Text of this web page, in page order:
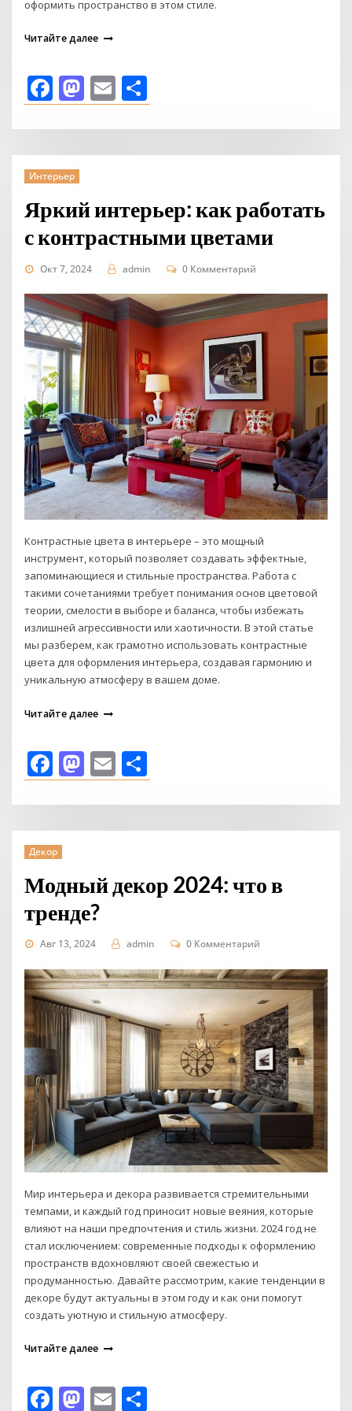
оформить пространство в этом стиле.
Читайте далее
Facebook
Mastodon
Email
Интерьер
Яркий интерьер: как работать
с контрастными цветами
Окт 7, 2024 admin 0 Комментарий
Контрастные цвета в интерьере – это мощный
инструмент, который позволяет создавать эффектные,
запоминающиеся и стильные пространства. Работа с
такими сочетаниями требует понимания основ цветовой
теории, смелости в выборе и баланса, чтобы избежать
излишней агрессивности или хаотичности. В этой статье
мы разберем, как грамотно использовать контрастные
цвета для оформления интерьера, создавая гармонию и
уникальную атмосферу в вашем доме.
Читайте далее
Facebook
Mastodon
Email
Декор
Модный декор 2024: что в
тренде?
Авг 13, 2024 admin 0 Комментарий
Мир интерьера и декора развивается стремительными
темпами, и каждый год приносит новые веяния, которые
влияют на наши предпочтения и стиль жизни. 2024 год не
стал исключением: современные подходы к оформлению
пространств вдохновляют своей свежестью и
продуманностью. Давайте рассмотрим, какие тенденции в
декоре будут актуальны в этом году и как они помогут
создать уютную и стильную атмосферу.
Читайте далее
Facebook
Mastodon
Email